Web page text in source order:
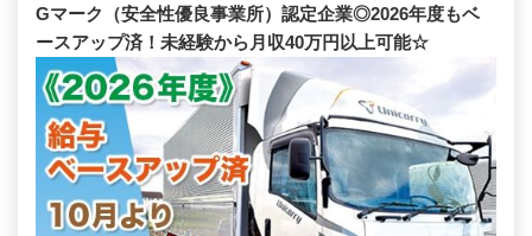
Gマーク（安全性優良事業所）認定企業◎2026年度もベ
ースアップ済！未経験から月収40万円以上可能☆